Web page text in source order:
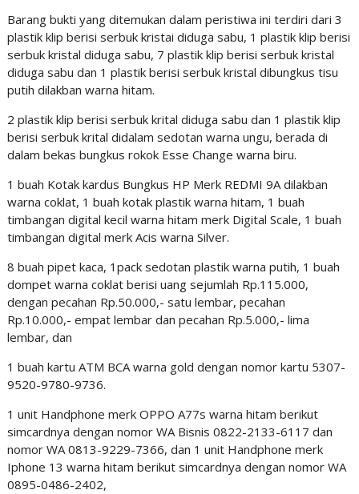
Barang bukti yang ditemukan dalam peristiwa ini terdiri dari 3
plastik klip berisi serbuk kristai diduga sabu, 1 plastik klip berisi
serbuk kristal diduga sabu, 7 plastik klip berisi serbuk kristal
diduga sabu dan 1 plastik berisi serbuk kristal dibungkus tisu
putih dilakban warna hitam.
2 plastik klip berisi serbuk krital diduga sabu dan 1 plastik klip
berisi serbuk krital didalam sedotan warna ungu, berada di
dalam bekas bungkus rokok Esse Change warna biru.
1 buah Kotak kardus Bungkus HP Merk REDMI 9A dilakban
warna coklat, 1 buah kotak plastik warna hitam, 1 buah
timbangan digital kecil warna hitam merk Digital Scale, 1 buah
timbangan digital merk Acis warna Silver.
8 buah pipet kaca, 1pack sedotan plastik warna putih, 1 buah
dompet warna coklat berisi uang sejumlah Rp.115.000,
dengan pecahan Rp.50.000,- satu lembar, pecahan
Rp.10.000,- empat lembar dan pecahan Rp.5.000,- lima
lembar, dan
1 buah kartu ATM BCA warna gold dengan nomor kartu 5307-
9520-9780-9736.
1 unit Handphone merk OPPO A77s warna hitam berikut
simcardnya dengan nomor WA Bisnis 0822-2133-6117 dan
nomor WA 0813-9229-7366, dan 1 unit Handphone merk
Iphone 13 warna hitam berikut simcardnya dengan nomor WA
0895-0486-2402,